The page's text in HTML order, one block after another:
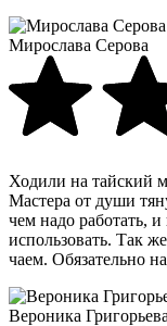
Мирослава Серова
Ходили на тайский
Мастера от души
чем надо работать,
использовать. Так
чаем. Обязательно
Вероника Григорьева